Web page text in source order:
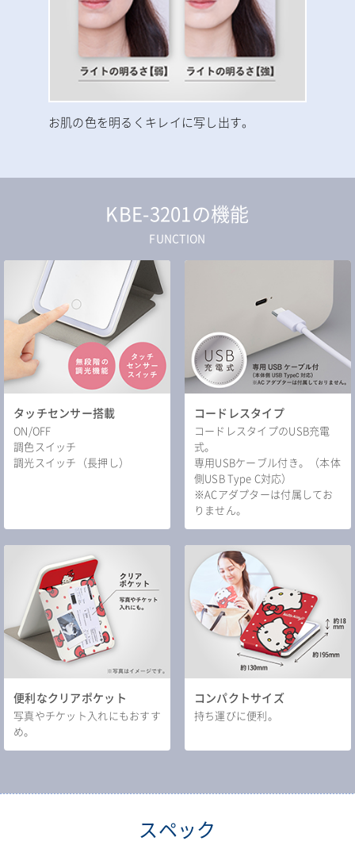
お肌の色を明るくキレイに写し出す。
KBE-3201の機能
FUNCTION
タッチセンサー搭載
ON/OFF
調色スイッチ
調光スイッチ（長押し）
コードレスタイプ
コードレスタイプのUSB充電
式。
専用USBケーブル付き。（本体
側USB Type C対応）
※ACアダプターは付属してお
りません。
便利なクリアポケット
写真やチケット入れにもおすす
め。
コンパクトサイズ
持ち運びに便利。
スペック